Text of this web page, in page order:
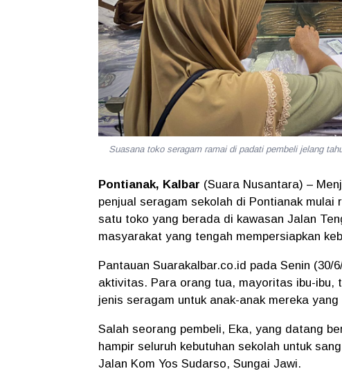
Suasana toko seragam ramai di padati pembeli jelang
Pontianak, Kalbar (Suara Nusantara) –
penjual seragam sekolah di Pontianak
satu toko yang berada di kawasan Jalan
masyarakat yang tengah mempersiapkan
Pantauan Suarakalbar.co.id pada Senin (30/
aktivitas. Para orang tua, mayoritas ibu-ibu,
jenis seragam untuk anak-anak mereka
Salah seorang pembeli, Eka, yang datang
hampir seluruh kebutuhan sekolah untuk
Jalan Kom Yos Sudarso, Sungai Jawi.